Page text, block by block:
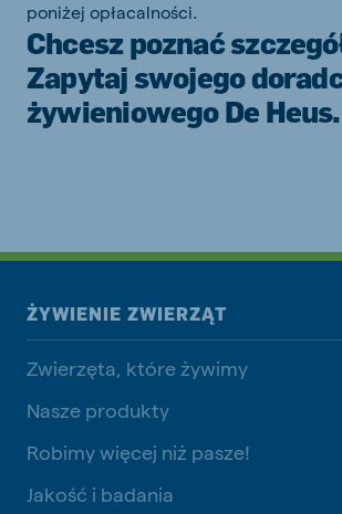
poniżej opłacalności.
Chcesz poznać
Zapytaj swojego
żywieniowego De Heus.
ŻYWIENIE ZWIERZĄT
Zwierzęta, które żywimy
Nasze produkty
Robimy więcej niż pasze!
Jakość i badania